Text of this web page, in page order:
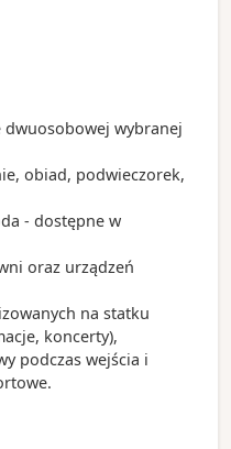
wystawa
naturą
– idealne miejsce na
Puget Sound
Miastem”
zielone i otaczające je
Amazon oraz
się w pobliskim
ośrodków
obecności firmy
wybranej
obiad, podwieczorek,
- dostępne w
oraz urządzeń
na statku
koncerty),
podczas wejścia i